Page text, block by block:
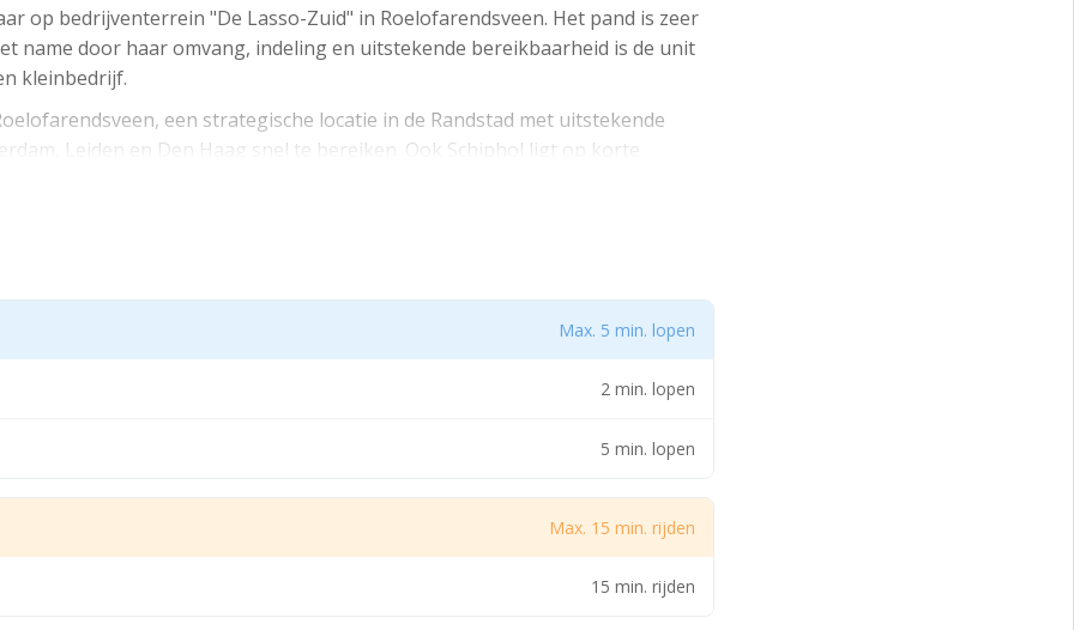
“Bedrijventerrein” bestemming met een functieaanduiding tot en met
op bedrijventerrein "De Lasso-Zuid" in Roelofarendsveen. Het pand is zeer
name door haar omvang, indeling en uitstekende bereikbaarheid is de unit
kleinbedrijf.
een strategische locatie in de Randstad met uitstekende
Leiden en Den Haag snel te bereiken. Ook Schiphol ligt op korte
voorzieningen)
bestemming met een functieaanduiding tot en met categorie
naar het actuele bestemmingsplan bij de gemeente. Aan deze
Max. 5 min. lopen
2 min. lopen
5 min. lopen
Max. 15 min. rijden
15 min. rijden